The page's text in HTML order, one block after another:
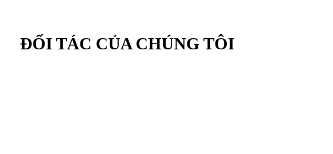
ĐỐI TÁC CỦA CHÚNG TÔI